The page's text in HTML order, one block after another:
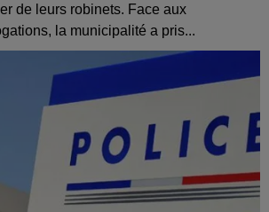
de leurs robinets. Face aux
la municipalité a pris...